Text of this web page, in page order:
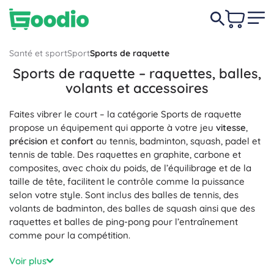
Santé et sportSportSports de raquette
Sports de raquette – raquettes, balles,
volants et accessoires
Faites vibrer le court – la catégorie Sports de raquette
propose un équipement qui apporte à votre jeu vitesse,
précision et confort au tennis, badminton, squash, padel et
tennis de table. Des raquettes en graphite, carbone et
composites, avec choix du poids, de l’équilibrage et de la
taille de tête, facilitent le contrôle comme la puissance
selon votre style. Sont inclus des balles de tennis, des
volants de badminton, des balles de squash ainsi que des
raquettes et balles de ping-pong pour l’entraînement
comme pour la compétition.
Des technologies pour de meilleures performances : cadre
aérodynamique, sweet spot optimisé, rigidité et bonne
Voir plus